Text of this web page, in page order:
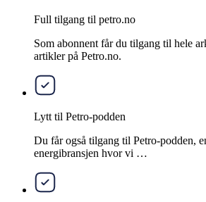
Full tilgang til petro.no
Som abonnent får du tilgang til hele
artikler på Petro.no.
Lytt til Petro-podden
Du får også tilgang til Petro-podden,
energibransjen hvor vi …